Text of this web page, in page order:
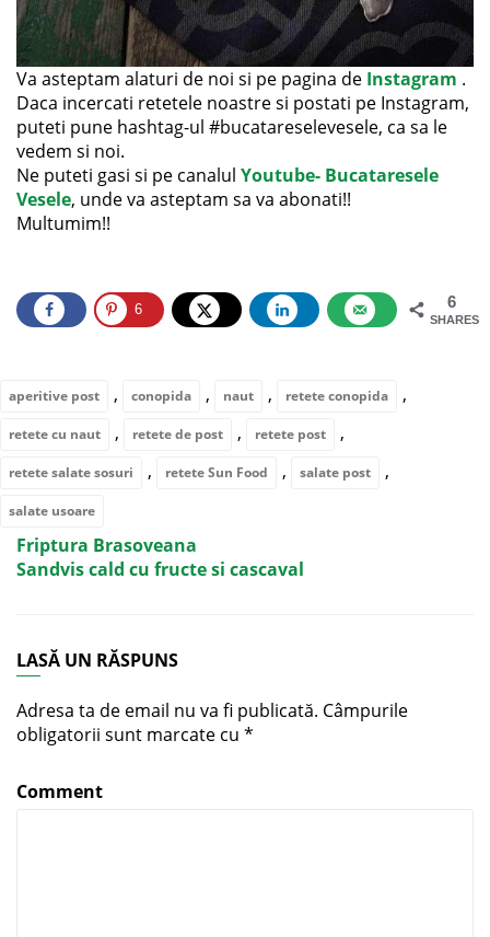
Va asteptam alaturi de noi si pe pagina de Instagram .
Daca incercati retetele noastre si postati pe Instagram,
puteti pune hashtag-ul #bucatareselevesele, ca sa le
vedem si noi.
Ne puteti gasi si pe canalul Youtube- Bucataresele
Vesele, unde va asteptam sa va abonati!!
Multumim!!
6
SHARES
6
aperitive post , conopida , naut , retete conopida ,
retete cu naut , retete de post , retete post ,
retete salate sosuri , retete Sun Food , salate post ,
salate usoare
Friptura Brasoveana
Sandvis cald cu fructe si cascaval
LASĂ UN RĂSPUNS
Adresa ta de email nu va fi publicată. Câmpurile
obligatorii sunt marcate cu *
Comment